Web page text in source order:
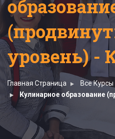
уровень) -
Главная Страница Все Курсы
Кулинарное образование